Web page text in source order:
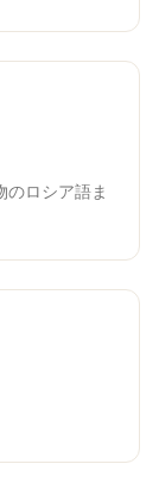
のロシア語ま